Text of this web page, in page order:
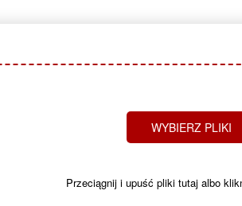
WYBIERZ PLIKI
Przeciągnij i upuść pliki tutaj albo